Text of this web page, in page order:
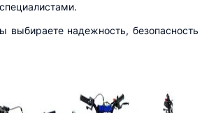
выбираете надежность, безопасность